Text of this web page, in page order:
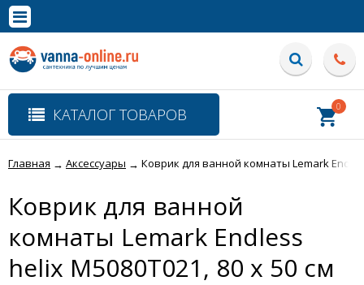
Полная версия сайта
КАТАЛОГ ТОВАРОВ 0
Главная → Аксессуары → Коврик для ванной комнаты Lemark
Коврик для ванной
комнаты Lemark Endless
helix M5080T021, 80 х 50 см